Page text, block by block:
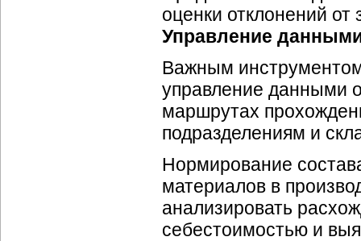
оценки отклонений
Управление
Важным
управление данными
маршрутах
подразделениям и
Нормирование
материалов в
анализировать
себестоимостью и